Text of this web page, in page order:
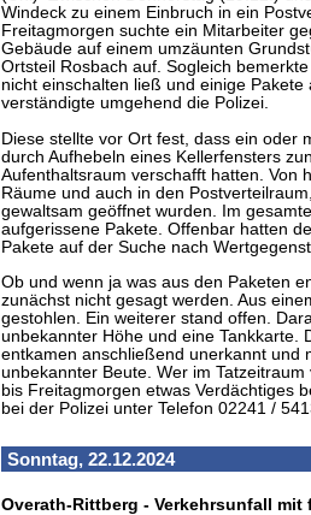
Windeck zu einem Einbruch in ein
Freitagmorgen suchte ein Mitarbeiter
Gebäude auf einem umzäunten
Ortsteil Rosbach auf. Sogleich
nicht einschalten ließ und einige
verständigte umgehend die Polizei.
Diese stellte vor Ort fest, dass ein oder
durch Aufhebeln eines Kellerfensters
Aufenthaltsraum verschafft hatten. Von
Räume und auch in den
gewaltsam geöffnet wurden. Im
aufgerissene Pakete. Offenbar hatten
Pakete auf der Suche nach
Ob und wenn ja was aus den Paketen
zunächst nicht gesagt werden. Aus
gestohlen. Ein weiterer stand offen.
unbekannter Höhe und eine Tankkarte.
entkamen anschließend unerkannt und
unbekannter Beute. Wer im
bis Freitagmorgen etwas Verdächtiges
bei der Polizei unter Telefon 02241 /
Sonntag, 22.12.2024
Overath-Rittberg - Verkehrsunfall